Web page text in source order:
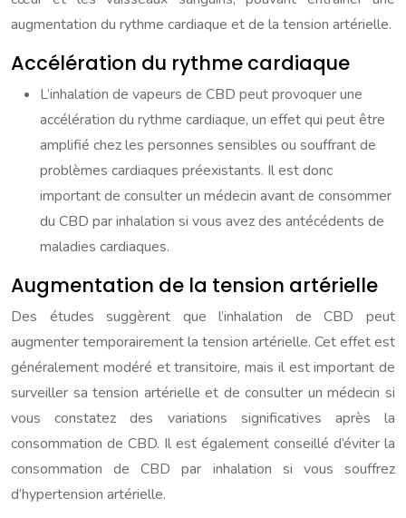
augmentation du rythme cardiaque et de la tension artérielle.
Accélération du rythme cardiaque
L’inhalation de vapeurs de CBD peut provoquer une
accélération du rythme cardiaque, un effet qui peut être
amplifié chez les personnes sensibles ou souffrant de
problèmes cardiaques préexistants. Il est donc
important de consulter un médecin avant de consommer
du CBD par inhalation si vous avez des antécédents de
maladies cardiaques.
Augmentation de la tension artérielle
Des études suggèrent que l’inhalation de CBD peut
augmenter temporairement la tension artérielle. Cet effet est
généralement modéré et transitoire, mais il est important de
surveiller sa tension artérielle et de consulter un médecin si
vous constatez des variations significatives après la
consommation de CBD. Il est également conseillé d’éviter la
consommation de CBD par inhalation si vous souffrez
d’hypertension artérielle.